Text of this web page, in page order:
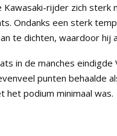
rijder zich sterk
Ondanks een sterk
te dichten, waardoor hij
in de manches eindigde
punten behaalde
het podium minimaal was.